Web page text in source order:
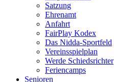
Satzung
Ehrenamt
Anfahrt
FairPlay Kodex
Das Nidda-Sportfeld
Vereinsspielplan
Werde Schiedsrichter
Feriencamps
Senioren